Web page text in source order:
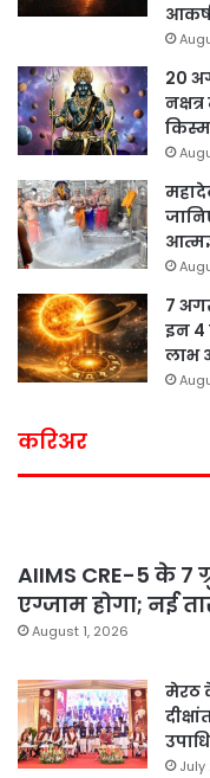
20
7
इन 4
लाभ
करिअर
AIIMS CRE-5 के 7
एग्जाम होगा; नई
August 1, 2026
मेरठ
July